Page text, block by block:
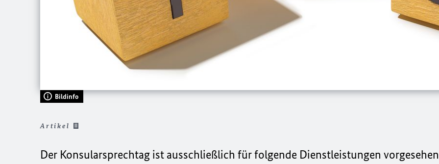
Bildinfo
Artikel
Der Konsularsprechtag ist ausschließlich für folgende Dienstleistungen